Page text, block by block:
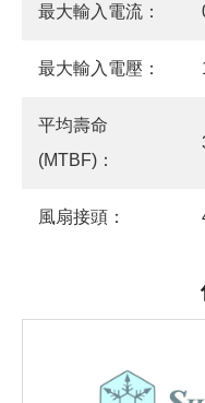
最大輸入電流：
最大輸入電壓：
平均壽命
(MTBF)：
風扇接頭：